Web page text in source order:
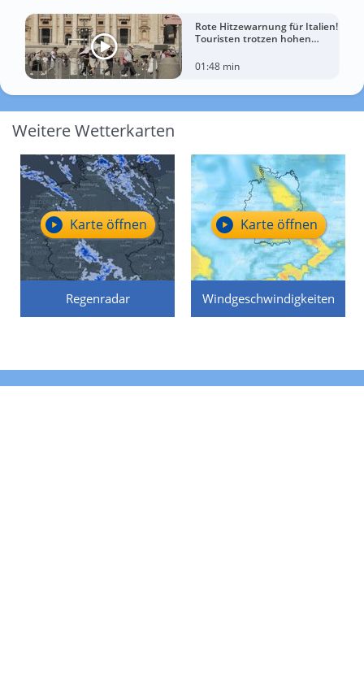
Rote Hitzewarnung für Italien!
Touristen trotzen hohen
01:48 min
Weitere Wetterkarten
Regenradar
Karte öffnen
Windgeschwindigkeiten
Karte öffnen